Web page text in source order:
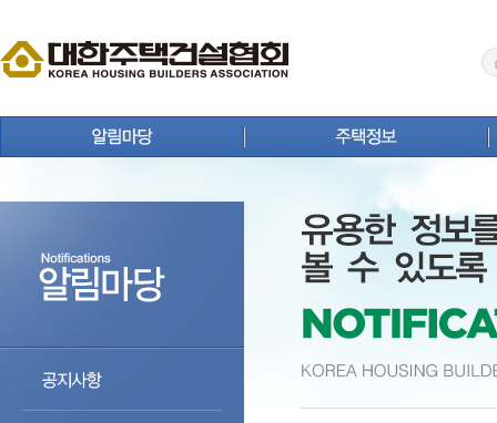
회원사 동정
상생 협력 마당
주택사업 안내
연구원 Brief
주택통계
주택등록업체 검색
주택자료실